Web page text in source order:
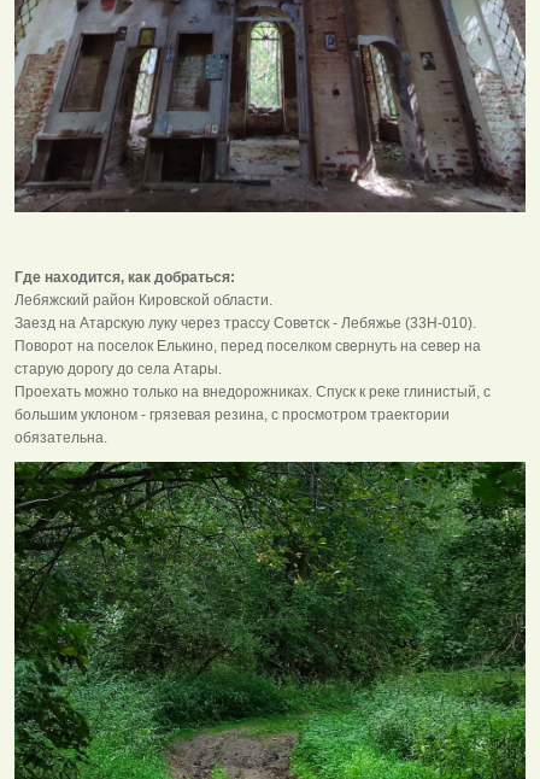
Где находится, как добраться:
Лебяжский район Кировской области.
Заезд на Атарскую луку через трассу Советск - Лебяжье (33Н-010).
Поворот на поселок Елькино, перед поселком свернуть на север на
старую дорогу до села Атары.
Проехать можно только на внедорожниках. Спуск к реке глинистый, с
большим уклоном - грязевая резина, с просмотром траектории
обязательна.